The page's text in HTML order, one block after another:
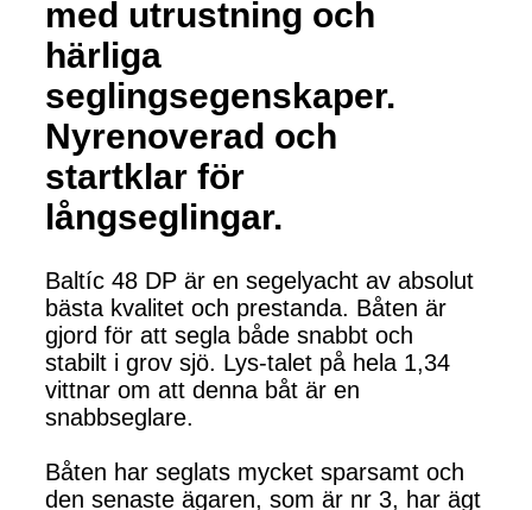
med utrustning och
härliga
seglingsegenskaper.
Nyrenoverad och
startklar för
långseglingar.
Baltíc 48 DP är en segelyacht av absolut
bästa kvalitet och prestanda. Båten är
gjord för att segla både snabbt och
stabilt i grov sjö. Lys-talet på hela 1,34
vittnar om att denna båt är en
snabbseglare.
Båten har seglats mycket sparsamt och
den senaste ägaren, som är nr 3, har ägt